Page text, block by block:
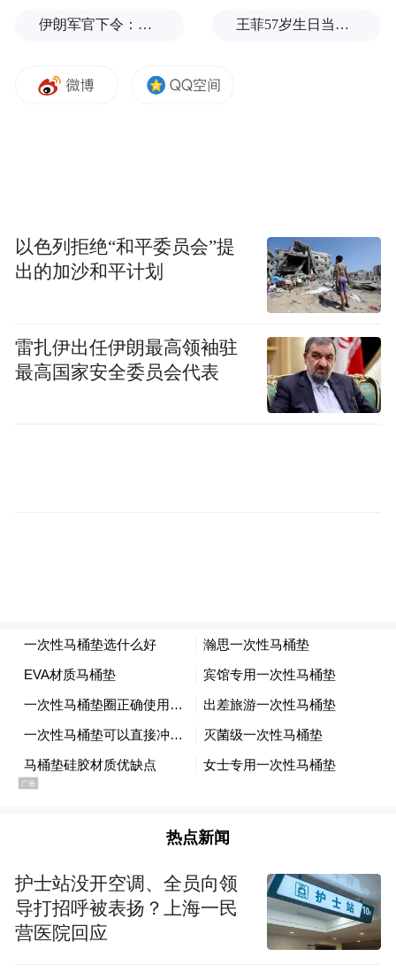
歌词都是这样，比如，一座大山，用头来比
有头？哪有腰？哪有脚？这是用拟人的眼光
－格里耶的发现。我年少的时候看到这句
话，就觉得他给我指明了写作道路。1980
年，我十七八岁的时候，跟我一起开酒吧的
一个同学到四川大学图书馆工作了。那时候
信息很闭塞，想得到什么信息都不容易。他
去了大学图书馆以后，我就觉得很兴奋，请
得我应该首先学会诗歌。于是，在短短几个
月里，我写了无数的诗。
（杨黎，第三代诗歌运动、“非非”诗派、废
话写作代表诗人，作品有《小杨与马丽》
伊朗军官下令：如果美军踏上我国领土，就砍掉他们脚！ 王菲57岁生日当天，谢霆锋隔空说3次生日快乐
以色列拒绝“和平委员会”提
出的加沙和平计划
雷扎伊出任伊朗最高领袖驻
最高国家安全委员会代表
热点新闻
护士站没开空调、全员向领
导打招呼被表扬？上海一民
营医院回应